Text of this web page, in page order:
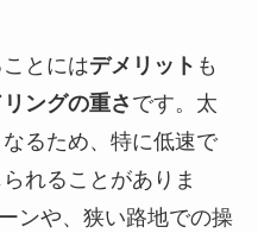
とにはデメリット も
ングの重さ です。太
るため、特に低速で
れることがありま
ンや、狭い路地での操